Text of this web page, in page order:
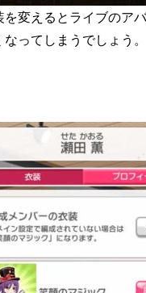
変えるとライブのア
ってしまうでしょう。